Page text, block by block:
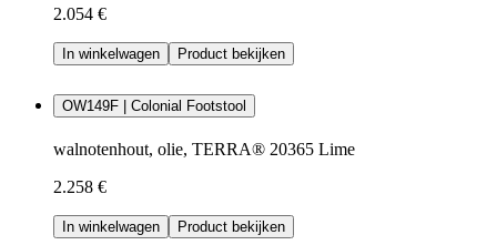
2.054 €
In winkelwagen Product bekijken
OW149F | Colonial Footstool
walnotenhout, olie, TERRA® 20365 Lime
2.258 €
In winkelwagen Product bekijken